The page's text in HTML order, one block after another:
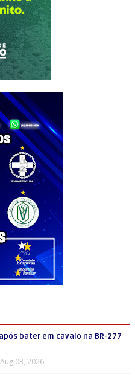
bater em cavalo na BR-277
Aug 03, 2026